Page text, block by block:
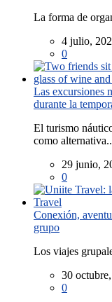
La forma de
4 julio,
0
Las excursiones
durante la
El turismo
como
29 junio,
0
Conexión,
grupo
Los viajes
30
0